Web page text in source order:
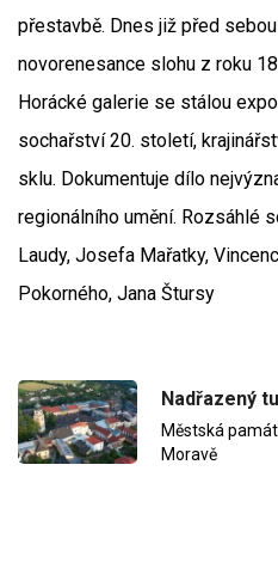
přestavbě. Dnes již před
novorenesance slohu z roku
Horácké galerie se stálou
sochařství 20. století,
sklu. Dokumentuje dílo
regionálního umění. Rozsáhlé
Laudy, Josefa Mařatky,
Pokorného, Jana Štursy
Nadřazený
Městská
Moravě